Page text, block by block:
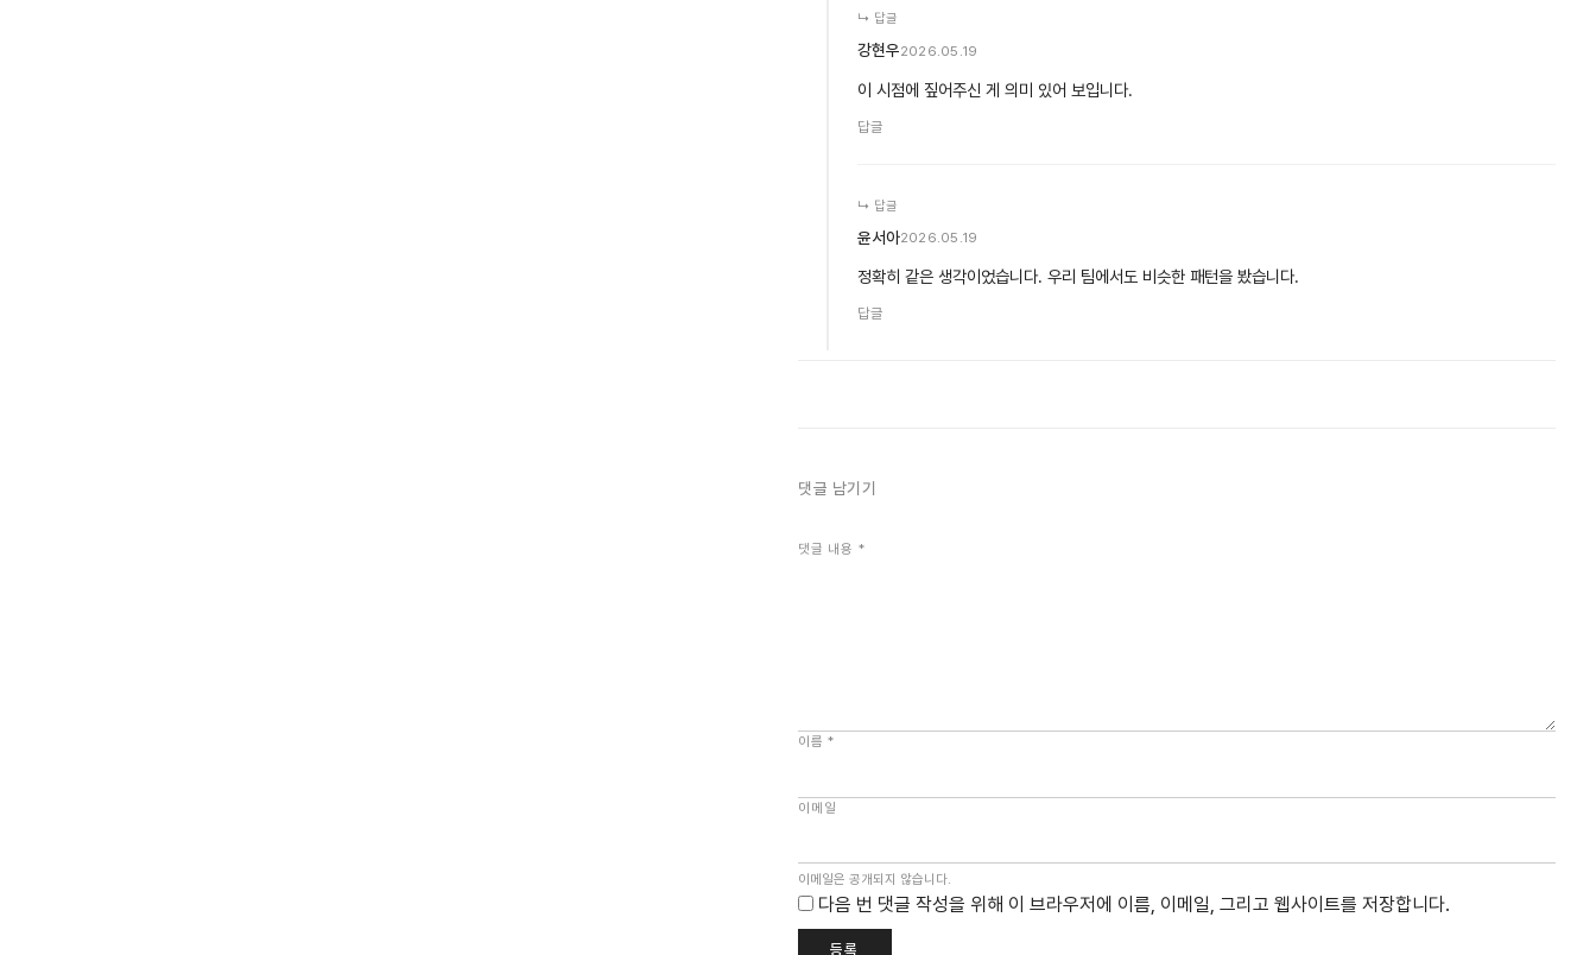
↳ 답글
강현우2026.05.19
이 시점에 짚어주신 게 의미 있어 보입니다.
답글
↳ 답글
윤서아2026.05.19
정확히 같은 생각이었습니다. 우리 팀에서도 비슷한 패턴을 봤습니다.
답글
댓글 남기기
댓글 내용 *
이름*
이메일
이메일은 공개되지 않습니다.
다음 번 댓글 작성을 위해 이 브라우저에 이름, 이메일, 그리고 웹사이트를 저장합니다.
등록